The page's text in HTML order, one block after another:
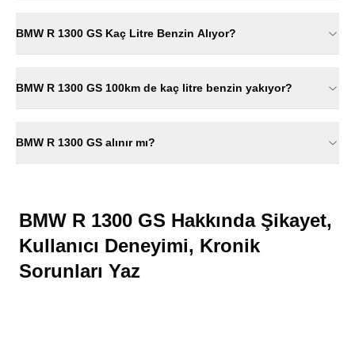
BMW R 1300 GS Kaç Litre Benzin Alıyor?
BMW R 1300 GS 100km de kaç litre benzin yakıyor?
BMW R 1300 GS alınır mı?
BMW R 1300 GS Hakkında Şikayet,
Kullanıcı Deneyimi, Kronik
Sorunları Yaz